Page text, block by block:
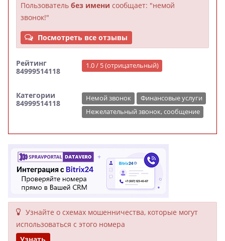
Пользователь без имени сообщает: "немой
звонок!"
Посмотреть все отзывы
Рейтинг
84999514118
1.0 / 5 (отрицательный)
Категории
84999514118
Немой звонок
Финансовые услуги
Нежелательный звонок, сообщение
Узнайте о схемах мошенни­чества, кото­рые могут
исполь­зоваться с этого номера